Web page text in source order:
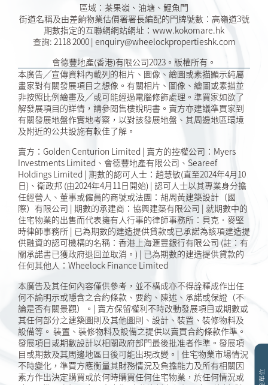
2025-12-06
招標文件 26 (適用於銷售安排
第26號) (修訂於2026年3月2
日)
2025-09-27
招標文件 25 (適用於銷售安排
第25號) (修訂於2026年3月2
日)
2025-09-15
招標文件 24 (適用於銷售安排
第24號)
2025-09-10
招標文件 14 (適用於銷售安排
第14A號)(修訂於2025年9月
10日)
2025-09-10
招標文件 16 (適用於銷售安排
第16號)(修訂於2025年9月10
日)
2025-09-10
招標文件 17 (適用於銷售安排
第17號)(修訂於2025年9月10
日)
2025-09-10
招標文件 21 (適用於銷售安排
第21號)(修訂於2025年9月10
日)
2025-09-10
招標文件 22 (適用於銷售安排
區域：茶果嶺、油塘、鯉魚門
街道名稱及由差餉物業估價署署長編配的門牌號數：高嶺道3號
期數指定的互聯網網站網址：www.kokomare.hk
查詢: 2118 2000 | enquiry@wheelockpropertieshk.com
會德豐地產(香港)有限公司2023。版權所有。
本廣告╱宣傳資料內載列的相片、圖像、繪圖或素描顯示純屬
畫家對有關發展項目之想像。有關相片、圖像、繪圖或素描並
非按照比例繪畫及╱或可能經過電腦修飾處理。準買家如欲了
解發展項目的詳情，請參閱售樓說明書。賣方亦建議準買家到
有關發展地盤作實地考察，以對該發展地盤、其周邊地區環境
及附近的公共設施有較佳了解。
賣方：Golden Centurion Limited | 賣方的控權公司：Myers
Investments Limited、會德豐地產有限公司、Seareef
Holdings Limited | 期數的認可人士：趙慧敏(直至2024年4月10
日)、衛政邦 (由2024年4月11日開始) | 認可人士以其專業身分擔
任經營人、董事或僱員的商號或法團：胡周黃建築設計（國
際）有限公司 | 期數的承建商：協興建築有限公司 | 就期數中的
住宅物業的出售而代表擁有人行事的律師事務所：貝克．麥堅
時律師事務所 | 已為期數的建造提供貸款或已承諾為該項建造提
供融資的認可機構的名稱：香港上海滙豐銀行有限公司 (註：有
關承諾書已獲政府退回並取消。) | 已為期數的建造提供貸款的
任何其他人：Wheelock Finance Limited
本廣告及其任何內容僅供參考，並不構成亦不得詮釋成作出任
何不論明示或隱含之合約條款、要約、陳述、承諾或保證（不
論是否有關景觀）。| 賣方保留權利不時改動發展項目或期數或
其任何部分之建築圖則及其他圖則、設計、裝置、裝修物料及
設備等。 裝置、裝修物料及設備之提供以賣買合約條款作準。
發展項目或期數設計以相關政府部門最後批准者作準。發展項
目或期數及其周邊地區日後可能出現改變。| 住宅物業市場情況
不時變化，準買方應衡量其財務情況及負擔能力及所有相關因
素方作出決定購買或於何時購買任何住宅物業，於任何情況或